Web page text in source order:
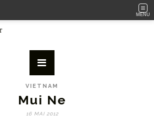
MENU
VIETNAM
Mui Ne
16 MAI 2012